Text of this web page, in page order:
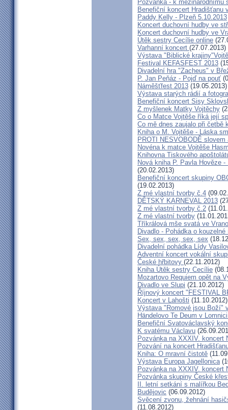
Pozvánka - k mezinárodnímu
Benefiční koncert Hradišťanu
Paddy Kelly - Plzeň 5.10.2013
Koncert duchovní hudby ve
Koncert duchovní hudby ve
Útěk sestry Cecílie online
Varhanní koncert (27.07.2013)
Výstava "Biblické
Festival KEFASFEST 2013
Divadelní hra "Zacheus" v
P. Jan Peňáz - Pojď na pouť
Náměšťfest 2013 (19.05.2013)
Výstava starých rádií a
Benefiční koncert Sisy
Z myšlenek Matky Vojtěchy
Co o Matce Vojtěše říká její
Co mě dnes zaujalo při
Kniha o M. Vojtěše - Láska
PROTI NESVOBODĚ slovem
Novéna k matce Vojtěše
Knihovna Tiskového
Nová kniha P. Pavla Hověze
(20.02.2013)
Benefiční koncert skupiny
(19.02.2013)
Z mé vlastní tvorby č.4
DĚTSKÝ KARNEVAL 2013
Z mé vlastní tvorby č.2
Z mé vlastní tvorby
Tříkrálová mše svatá ve
Divadlo - Pohádka o
Sex, sex, sex, sex, sex
Divadelní pohádka Lídy
Adventní koncert vokální
České hřbitovy (22.11.2012)
Kniha Útěk sestry Cecílie
Mozartovo Requiem opět na
Divadlo ve Slupi (21.10.2012)
Říjnový koncert "FESTIVAL
Koncert v Lahošti (11.10.2012)
Výstava "Romové jsou Boží"
Händelovo Te Deum v
Benefiční Svatováclavský
K svatému Václavu
Pozvánka na XXXIV. koncert
Pozvání na koncert
Kniha: O mravní čistotě
Výstava Europa Jagellonica
Pozvánka na XXXIV. koncert
Pozvánka skupiny České
II. letní setkání s malířkou
Budějovic (06.09.2012)
Svěcení zvonu, žehnání
(11.08.2012)